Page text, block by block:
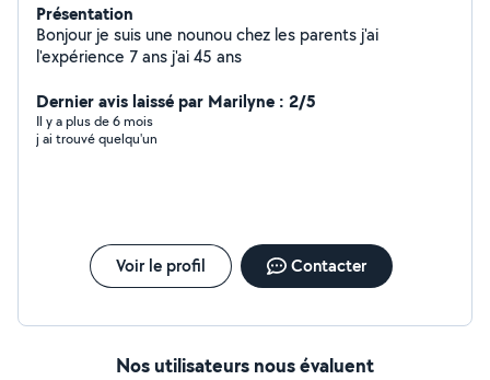
Présentation
Bonjour je suis une nounou chez les parents j'ai
l'expérience 7 ans j'ai 45 ans
Dernier avis laissé par Marilyne : 2/5
Il y a plus de 6 mois
j ai trouvé quelqu'un
Voir le profil Contacter
Nos utilisateurs nous évaluent